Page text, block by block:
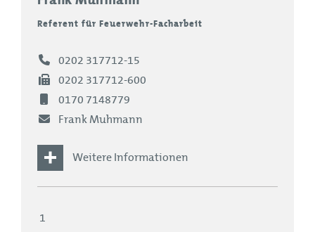
Referent für Feuerwehr-Facharbeit
0202 317712-15
0202 317712-600
0170 7148779
Frank Muhmann
Weitere Informationen
#fotografiebegeistert
1